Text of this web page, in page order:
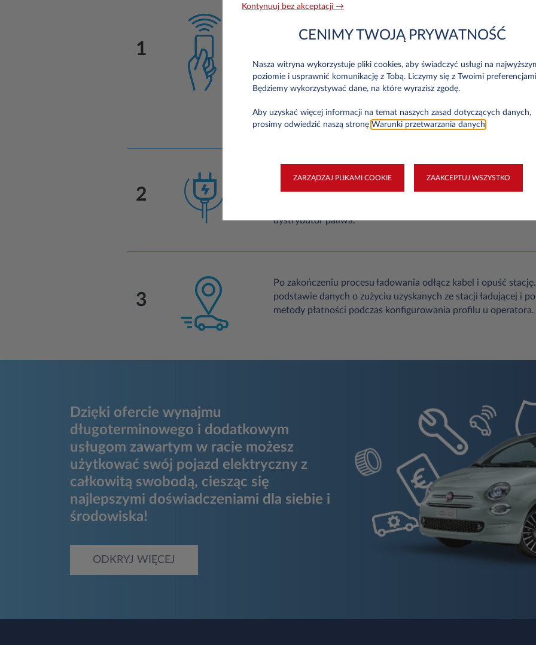
1
Za pomocą aplikacji lub karty RFID swojego operatora
samochód na wszystkich powiązanych ze sobą stacjach
W przypadku użycia aplikacji, należy utworzyć profil i
Wybierając to rozwiązanie do naładowania samochodu
Internetem (do wskazania ładowarki i rozpoczęcia
wystarczy zbliżyć ją w odpowiednim miejscu na ładowarce po
temu, że Twój profil jest powiązany z kartą ładowanie nie
2
Podłącz kabel i rozpocznij ładowanie. Kabel to jedyne
ładowania.
W większości przypadków znajdziesz stacje już wyposażone
dystrybutor paliwa.
3
Po zakończeniu procesu ładowania odłącz kabel i opuść
podstawie danych o zużyciu uzyskanych ze stacji ładującej i
metody płatności podczas konfigurowania profilu u operatora.
Dzięki ofercie wynajmu
długoterminowego i dodatkowym
usługom zawartym w racie możesz
użytkować swój pojazd elektryczny z
całkowitą swobodą, ciesząc się
najlepszymi doświadczeniami dla siebie i
środowiska!
ODKRYJ WIĘCEJ
Kontynuuj bez akceptacji →
CENIMY TWOJĄ PRYWATNOŚĆ
Nasza witryna wykorzystuje pliki cookies, aby świadczyć usługi na
poziomie i usprawnić komunikację z Tobą. Liczymy się z Twoimi
Będziemy wykorzystywać dane, na które wyrazisz zgodę.
Aby uzyskać więcej informacji na temat naszych zasad dotyczących danych,
prosimy odwiedzić naszą stronę Warunki przetwarzania danych
ZARZĄDZAJ PLIKAMI COOKIE ZAAKCEPTUJ WSZYSTKO